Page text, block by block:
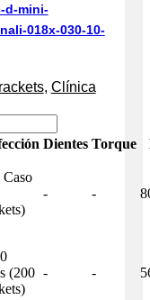
d-mini-
018x-030-10-
, Clínica
Dientes Torque
- -
(200 - -